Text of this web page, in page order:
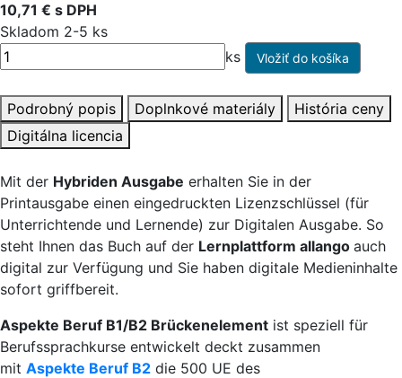
10,71 € s DPH
Skladom 2-5 ks
ks
Podrobný popis Doplnkové materiály
História ceny
Digitálna licencia
Mit der Hybriden Ausgabe erhalten Sie in der
Printausgabe einen eingedruckten Lizenzschlüssel (für
Unterrichtende und Lernende) zur Digitalen Ausgabe. So
steht Ihnen das Buch auf der Lernplattform allango auch
digital zur Verfügung und Sie haben digitale Medieninhalte
sofort griffbereit.
Aspekte Beruf B1/B2 Brückenelement ist speziell für
Berufssprachkurse entwickelt deckt zusammen
mit Aspekte Beruf B2 die 500 UE des